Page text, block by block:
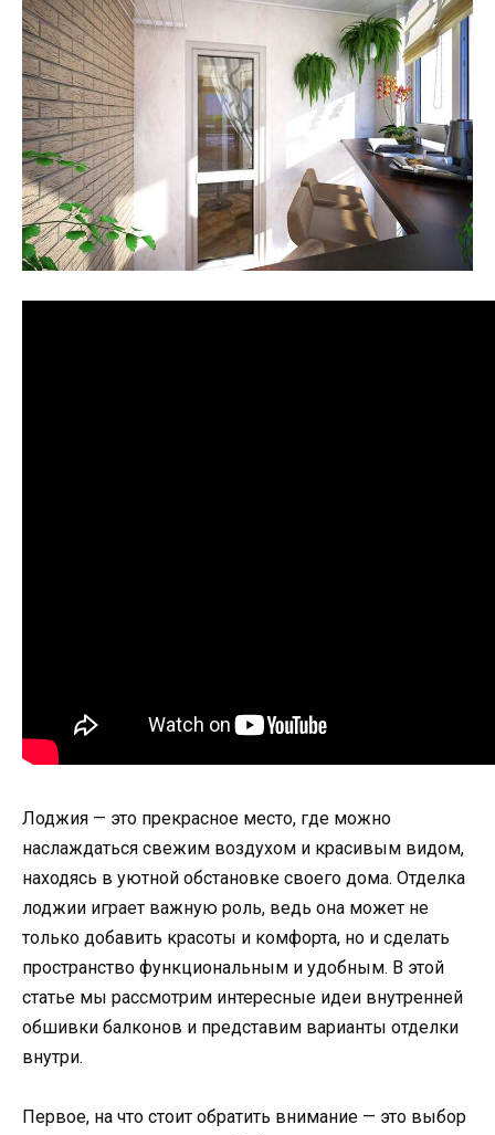
Лоджия — это прекрасное место, где можно
наслаждаться свежим воздухом и красивым видом,
находясь в уютной обстановке своего дома. Отделка
лоджии играет важную роль, ведь она может не
только добавить красоты и комфорта, но и сделать
пространство функциональным и удобным. В этой
статье мы рассмотрим интересные идеи внутренней
обшивки балконов и представим варианты отделки
внутри.
Первое, на что стоит обратить внимание — это выбор